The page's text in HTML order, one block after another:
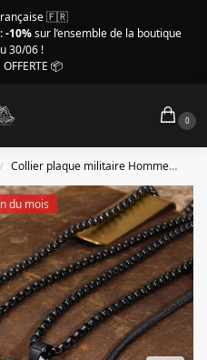
🇫🇷
-10%sur l’ensemble de la boutique
30/06 !
📦
0
/ Collier plaque militaire Homme
du mois